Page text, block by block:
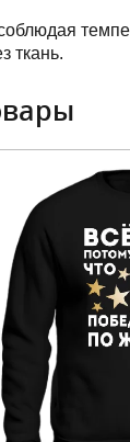
ткань.